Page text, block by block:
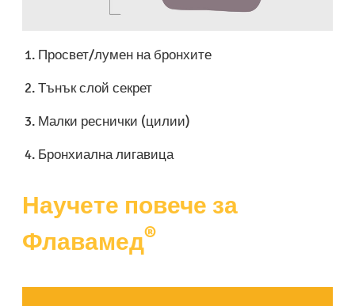
Просвет/лумен на бронхите
Тънък слой секрет
Малки реснички (цилии)
Бронхиална лигавица
Научете повече за
Флавамед®